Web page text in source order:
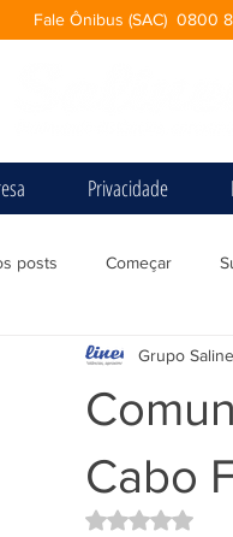
Fale Ônibus (SAC) 0800
Privacidade
posts Começar
Cabo
Grupo
Avaliado